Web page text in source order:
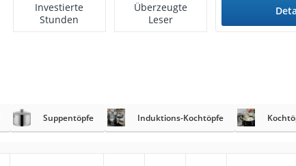
Investierte
Stunden
Überzeugte
Leser
Suppentöpfe Induktions-Kochtöpfe